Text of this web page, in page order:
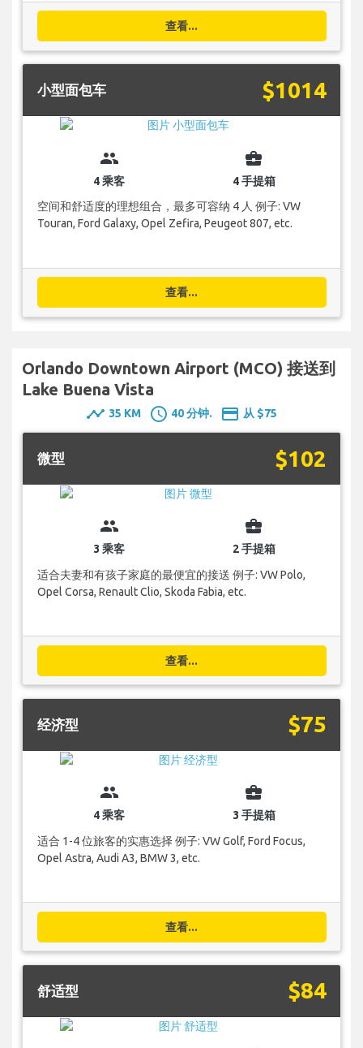
查看...
小型面包车 $1014
group
4 乘客
business_center
4 手提箱
空间和舒适度的理想组合，最多可容纳 4 人 例子: VW
Touran, Ford Galaxy, Opel Zefira, Peugeot 807, etc.
查看...
Orlando Downtown Airport (MCO) 接送到
Lake Buena Vista
timeline 35 KM schedule 40 分钟. payment 从 $75
微型 $102
group
3 乘客
business_center
2 手提箱
适合夫妻和有孩子家庭的最便宜的接送 例子: VW Polo,
Opel Corsa, Renault Clio, Skoda Fabia, etc.
查看...
经济型 $75
group
4 乘客
business_center
3 手提箱
适合 1-4 位旅客的实惠选择 例子: VW Golf, Ford Focus,
Opel Astra, Audi A3, BMW 3, etc.
查看...
舒适型 $84